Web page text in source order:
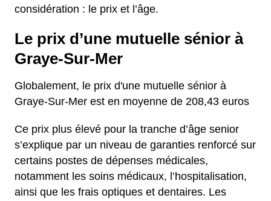
considération : le prix et l’âge.
Le prix d’une mutuelle sénior à
Graye-Sur-Mer
Globalement, le prix d'une mutuelle sénior à
Graye-Sur-Mer est en moyenne de 208,43 euros
Ce prix plus élevé pour la tranche d’âge senior
s’explique par un niveau de garanties renforcé sur
certains postes de dépenses médicales,
notamment les soins médicaux, l’hospitalisation,
ainsi que les frais optiques et dentaires. Les